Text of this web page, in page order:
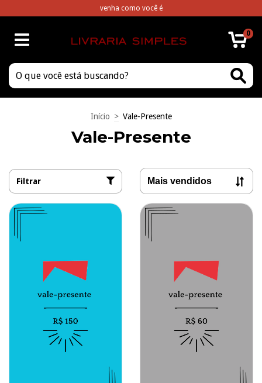
venha como você é
0
Início > Vale-Presente
Vale-Presente
Filtrar